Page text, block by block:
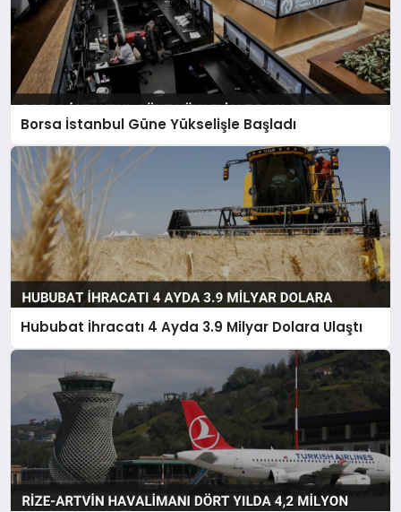
Borsa İstanbul Güne Yükselişle Başladı
Hububat İhracatı 4 Ayda 3.9 Milyar Dolara Ulaştı